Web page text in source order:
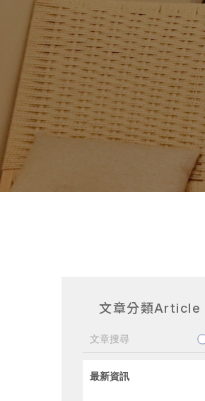
文章分類Article
最新資訊